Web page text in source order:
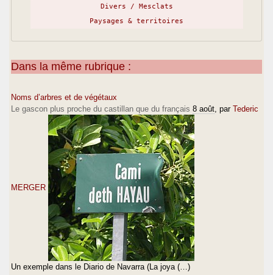
Divers / Mesclats
Paysages & territoires
Dans la même rubrique :
Noms d’arbres et de végétaux
Le gascon plus proche du castillan que du français 8 août, par Tederic
MERGER
Un exemple dans le Diario de Navarra (La joya (…)